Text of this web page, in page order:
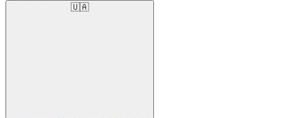
🇺🇦